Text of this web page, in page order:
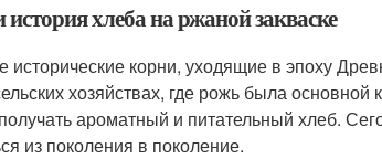
хлеба на ржаной закваске
исторические корни, уходящие в эпоху
хозяйствах, где рожь была основной
ароматный и питательный хлеб.
из поколения в поколение.